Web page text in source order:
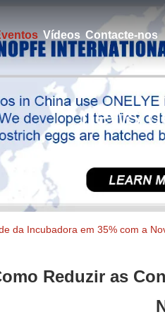
Vídeos Contacte-nos
news
da Incubadora em 35% com a
Reduzir as